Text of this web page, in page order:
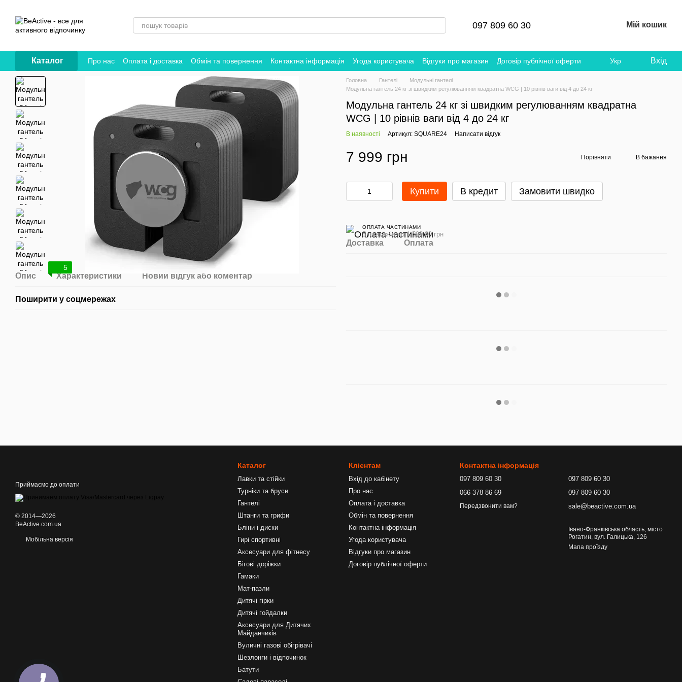
097 809 60 30 Мій кошик
Каталог Про нас Оплата і доставка Обмін та повернення Контактна інформація Угода користувача Відгуки про магазин Договір публічної оферти Укр Вхід
5
Опис Характеристики Новий відгук або коментар
Поширити у соцмережах
Головна Гантелі
Модульні гантелі
Модульна гантель 24 кг зі швидким регулюванням квадратна WCG | 10 рівнів ваги від 4 до 24 кг
Модульна гантель 24 кг зі швидким регулюванням квадратна
WCG | 10 рівнів ваги від 4 до 24 кг
В наявності Артикул: SQUARE24 Написати відгук
7 999 грн Порівняти В бажання
Купити В кредит Замовити швидко
ОПЛАТА ЧАСТИНАМИ
5 платежів по 1 599.80 грн
Доставка Оплата
Приймаємо до оплати
© 2014—2026
BeActive.com.ua
Мобільна версія
Каталог
Лавки та стійки
Турніки та бруси
Гантелі
Штанги та грифи
Бліни і диски
Гирі спортивні
Аксесуари для фітнесу
Бігові доріжки
Гамаки
Мат-пазли
Дитячі гірки
Дитячі гойдалки
Аксесуари для Дитячих
Майданчиків
Вуличні газові обігрівачі
Шезлонги і відпочинок
Батути
Клієнтам
Вхід до кабінету
Про нас
Оплата і доставка
Обмін та повернення
Контактна інформація
Угода користувача
Відгуки про магазин
Договір публічної оферти
Контактна інформація
097 809 60 30
066 378 86 69
Передзвонити вам?
097 809 60 30
097 809 60 30
sale@beactive.com.ua
Івано-Франківська область, місто
Рогатин, вул. Галицька, 126
Мапа проїзду